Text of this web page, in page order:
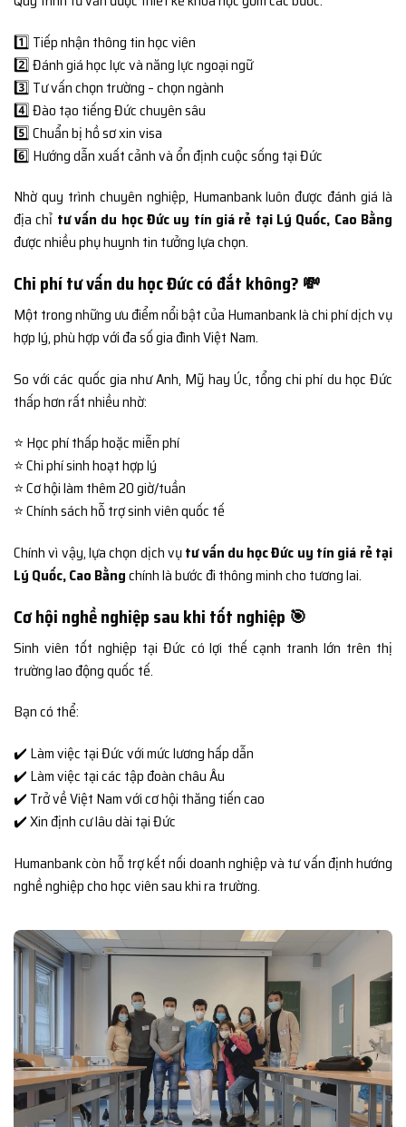
1️⃣ Tiếp nhận thông tin học viên
2️⃣ Đánh giá học lực và năng lực ngoại ngữ
3️⃣ Tư vấn chọn trường – chọn ngành
4️⃣ Đào tạo tiếng Đức chuyên sâu
5️⃣ Chuẩn bị hồ sơ xin visa
6️⃣ Hướng dẫn xuất cảnh và ổn định cuộc sống tại Đức
Nhờ quy trình chuyên nghiệp, Humanbank luôn được đánh giá là
địa chỉ tư vấn du học Đức uy tín giá rẻ tại Lý Quốc, Cao Bằng
được nhiều phụ huynh tin tưởng lựa chọn.
Chi phí tư vấn du học Đức có đắt không? 💸
Một trong những ưu điểm nổi bật của Humanbank là chi phí dịch vụ
hợp lý, phù hợp với đa số gia đình Việt Nam.
So với các quốc gia như Anh, Mỹ hay Úc, tổng chi phí du học Đức
thấp hơn rất nhiều nhờ:
⭐ Học phí thấp hoặc miễn phí
⭐ Chi phí sinh hoạt hợp lý
⭐ Cơ hội làm thêm 20 giờ/tuần
⭐ Chính sách hỗ trợ sinh viên quốc tế
Chính vì vậy, lựa chọn dịch vụtư vấn du học Đức uy tín giá rẻ tại
Lý Quốc, Cao Bằngchính là bước đi thông minh cho tương lai.
Cơ hội nghề nghiệp sau khi tốt nghiệp 🎯
Sinh viên tốt nghiệp tại Đức có lợi thế cạnh tranh lớn trên thị
trường lao động quốc tế.
Bạn có thể:
✔️ Làm việc tại Đức với mức lương hấp dẫn
✔️ Làm việc tại các tập đoàn châu Âu
✔️ Trở về Việt Nam với cơ hội thăng tiến cao
✔️ Xin định cư lâu dài tại Đức
Humanbank còn hỗ trợ kết nối doanh nghiệp và tư vấn định hướng
nghề nghiệp cho học viên sau khi ra trường.